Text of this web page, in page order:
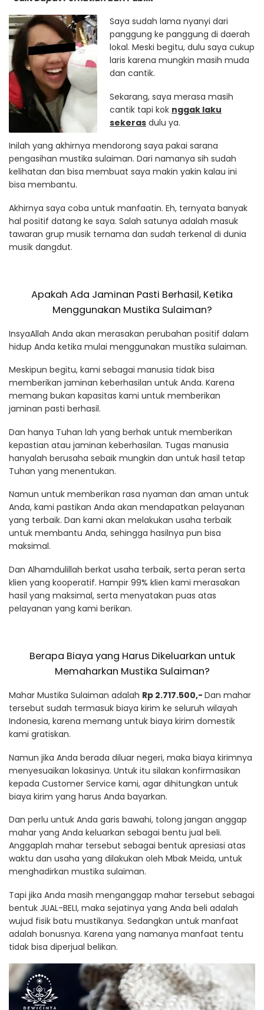
Saya sudah lama nyanyi dari
panggung ke panggung di daerah
lokal. Meski begitu, dulu saya cukup
laris karena mungkin masih muda
dan cantik.
Sekarang, saya merasa masih
cantik tapi kok nggak laku
sekeras dulu ya.
Inilah yang akhirnya mendorong saya pakai sarana
pengasihan mustika sulaiman. Dari namanya sih sudah
kelihatan dan bisa membuat saya makin yakin kalau ini
bisa membantu.
Akhirnya saya coba untuk manfaatin. Eh, ternyata banyak
hal positif datang ke saya. Salah satunya adalah masuk
tawaran grup musik ternama dan sudah terkenal di dunia
musik dangdut.
Apakah Ada Jaminan Pasti Berhasil, Ketika
Menggunakan Mustika Sulaiman?
InsyaAllah Anda akan merasakan perubahan positif dalam
hidup Anda ketika mulai menggunakan mustika sulaiman.
Meskipun begitu, kami sebagai manusia tidak bisa
memberikan jaminan keberhasilan untuk Anda. Karena
memang bukan kapasitas kami untuk memberikan
jaminan pasti berhasil.
Dan hanya Tuhan lah yang berhak untuk memberikan
kepastian atau jaminan keberhasilan. Tugas manusia
hanyalah berusaha sebaik mungkin dan untuk hasil tetap
Tuhan yang menentukan.
Namun untuk memberikan rasa nyaman dan aman untuk
Anda, kami pastikan Anda akan mendapatkan pelayanan
yang terbaik. Dan kami akan melakukan usaha terbaik
untuk membantu Anda, sehingga hasilnya pun bisa
maksimal.
Dan Alhamdulillah berkat usaha terbaik, serta peran serta
klien yang kooperatif. Hampir 99% klien kami merasakan
hasil yang maksimal, serta menyatakan puas atas
pelayanan yang kami berikan.
Berapa Biaya yang Harus Dikeluarkan untuk
Memaharkan Mustika Sulaiman?
Mahar Mustika Sulaiman adalah Rp 2.717.500,- Dan mahar
tersebut sudah termasuk biaya kirim ke seluruh wilayah
Indonesia, karena memang untuk biaya kirim domestik
kami gratiskan.
Namun jika Anda berada diluar negeri, maka biaya kirimnya
menyesuaikan lokasinya. Untuk itu silakan konfirmasikan
kepada Customer Service kami, agar dihitungkan untuk
biaya kirim yang harus Anda bayarkan.
Dan perlu untuk Anda garis bawahi, tolong jangan anggap
mahar yang Anda keluarkan sebagai bentu jual beli.
Anggaplah mahar tersebut sebagai bentuk apresiasi atas
waktu dan usaha yang dilakukan oleh Mbak Meida, untuk
menghadirkan mustika sulaiman.
Tapi jika Anda masih menganggap mahar tersebut sebagai
bentuk JUAL-BELI, maka sejatinya yang Anda beli adalah
wujud fisik batu mustikanya. Sedangkan untuk manfaat
adalah bonusnya. Karena yang namanya manfaat tentu
tidak bisa diperjual belikan.